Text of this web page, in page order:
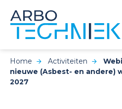
Home Activiteiten
nieuwe (Asbest- en andere)
2027